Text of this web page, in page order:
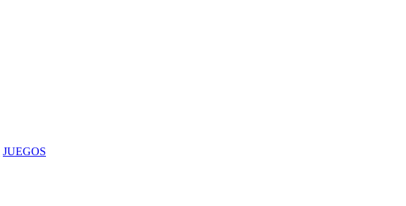
JUEGOS